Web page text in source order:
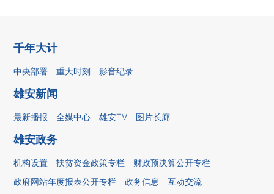
千年大计
中央部署 重大时刻 影音纪录
雄安新闻
最新播报 全媒中心 雄安TV 图片长廊
雄安政务
机构设置 扶贫资金政策专栏
财政预决算公开专栏
政府网站年度报表公开专栏
政务信息 互动交流